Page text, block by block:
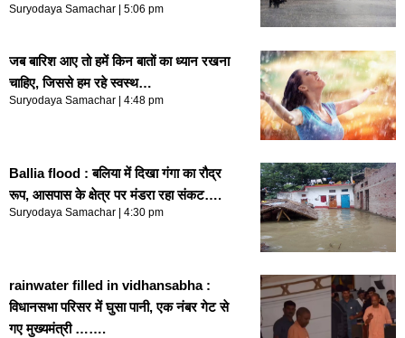
Suryodaya Samachar 5:06 pm
जब बारिश आए तो हमें किन बातों का ध्यान रखना
चाहिए, जिससे हम रहे स्वस्थ…
Suryodaya Samachar 4:48 pm
Ballia flood : बलिया में दिखा गंगा का रौद्र
रूप, आसपास के क्षेत्र पर मंडरा रहा संकट….
Suryodaya Samachar 4:30 pm
rainwater filled in vidhansabha :
विधानसभा परिसर में घुसा पानी, एक नंबर गेट से
गए मुख्यमंत्री …….